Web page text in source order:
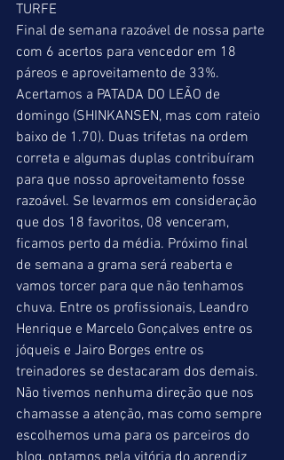
TURFE
Final de semana razoável de nossa parte
com 6 acertos para vencedor em 18
páreos e aproveitamento de 33%.
Acertamos a PATADA DO LEÃO de
domingo (SHINKANSEN, mas com rateio
baixo de 1.70). Duas trifetas na ordem
correta e algumas duplas contribuíram
para que nosso aproveitamento fosse
razoável. Se levarmos em consideração
que dos 18 favoritos, 08 venceram,
ficamos perto da média. Próximo final
de semana a grama será reaberta e
vamos torcer para que não tenhamos
chuva. Entre os profissionais, Leandro
Henrique e Marcelo Gonçalves entre os
jóqueis e Jairo Borges entre os
treinadores se destacaram dos demais.
Não tivemos nenhuma direção que nos
chamasse a atenção, mas como sempre
escolhemos uma para os parceiros do